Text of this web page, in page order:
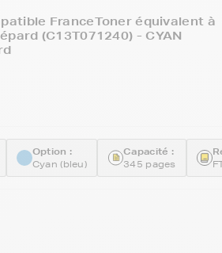
FranceToner équivalent à
(C13T071240) - CYAN
Option :
Cyan (bleu)
Capacité :
345 pages